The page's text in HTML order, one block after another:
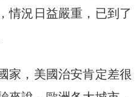
情況日益嚴重，已到了
家，美國治安肯定差很